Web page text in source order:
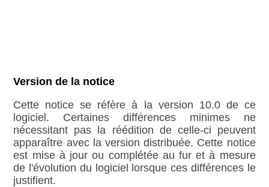
Version de la notice
Cette notice se réfère à la version 10.0 de ce
logiciel. Certaines différences minimes ne
nécessitant pas la réédition de celle-ci peuvent
apparaître avec la version distribuée. Cette notice
est mise à jour ou complétée au fur et à mesure
de l'évolution du logiciel lorsque ces différences le
justifient.